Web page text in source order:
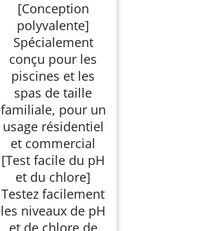
[Conception
polyvalente]
Spécialement
conçu pour les
piscines et les
spas de taille
familiale, pour un
usage résidentiel
et commercial
[Test facile du pH
et du chlore]
Testez facilement
les niveaux de pH
et de chlore de